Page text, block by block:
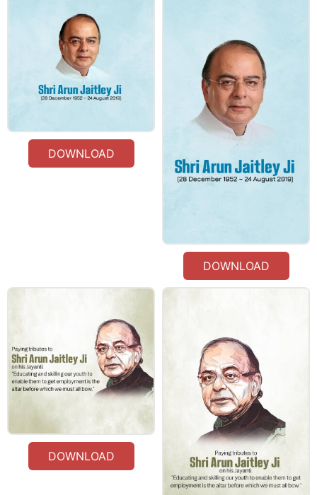
DOWNLOAD
DOWNLOAD
DOWNLOAD